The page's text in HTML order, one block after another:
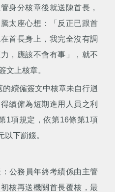
身分核章後就送陳首長，
太座心想：「反正已跟首
首長身上，我完全沒有調
，應該不會有事」，就不
文上核章。
的續僱簽文中核章未自行迴
續僱為短期進用人員之利
1項規定，依第16條第1項
下罰鍰。
公務員年終考績係由主管
核再送機關首長覆核，最